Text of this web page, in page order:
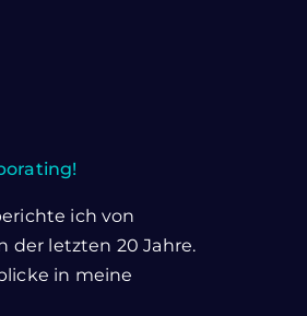
ich von
der letzten 20 Jahre.
in meine